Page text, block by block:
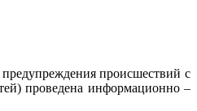
происшествий с
проведена информационно –